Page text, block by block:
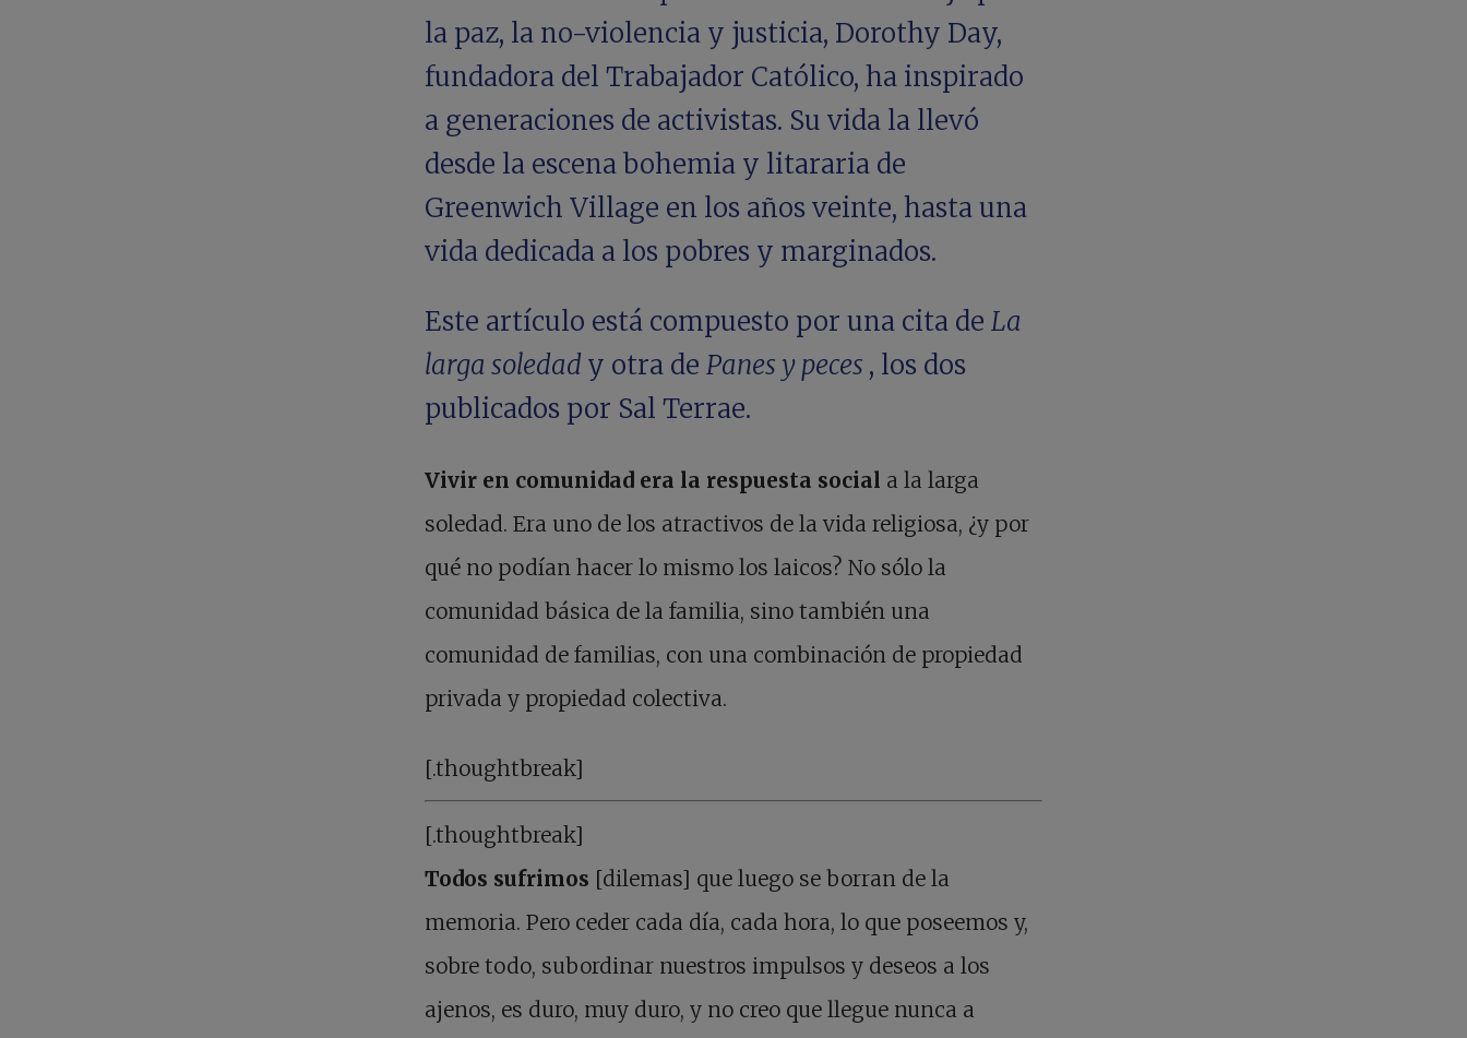
la paz, la no-violencia y justicia, Dorothy Day,
fundadora del Trabajador Católico, ha inspirado
a generaciones de activistas. Su vida la llevó
desde la escena bohemia y litararia de
Greenwich Village en los años veinte, hasta una
vida dedicada a los pobres y marginados.
Este artículo está compuesto por una cita de La
larga soledad y otra de Panes y peces , los dos
publicados por Sal Terrae.
Vivir en comunidad era la respuesta social a la larga
soledad. Era uno de los atractivos de la vida religiosa, ¿y por
qué no podían hacer lo mismo los laicos? No sólo la
comunidad básica de la familia, sino también una
comunidad de familias, con una combinación de propiedad
privada y propiedad colectiva.
[.thoughtbreak]
[.thoughtbreak]
Todos sufrimos [dilemas] que luego se borran de la
memoria. Pero ceder cada día, cada hora, lo que poseemos y,
sobre todo, subordinar nuestros impulsos y deseos a los
ajenos, es duro, muy duro, y no creo que llegue nunca a